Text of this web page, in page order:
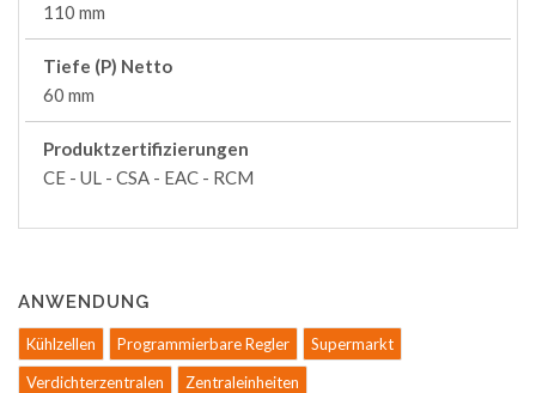
110 mm
Tiefe (P) Netto
60 mm
Produktzertifizierungen
CE - UL - CSA - EAC - RCM
ANWENDUNG
Kühlzellen Programmierbare Regler
Supermarkt
Verdichterzentralen
Zentraleinheiten